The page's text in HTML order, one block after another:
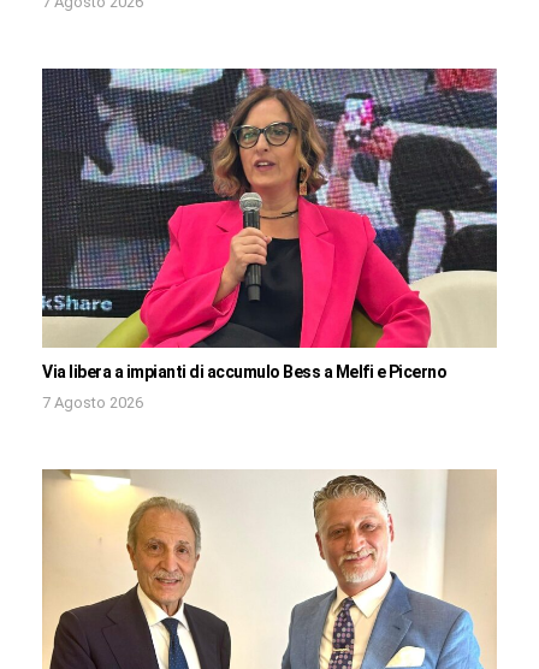
Via libera a impianti di accumulo Bess a Melfi e Picerno
7 Agosto 2026